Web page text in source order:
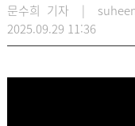
문수희 기자 |
2025.09.29 11:36